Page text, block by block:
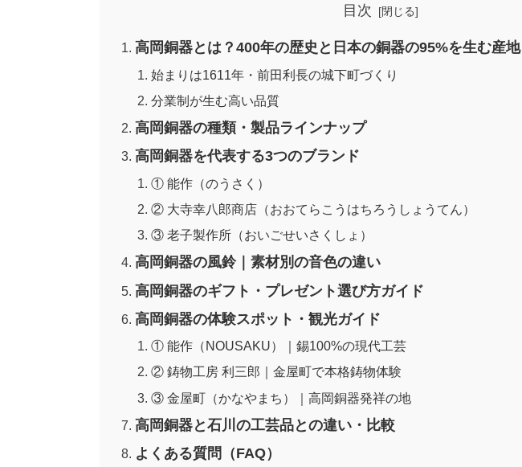
目次
高岡銅器とは？400年の歴史と日本の銅器の95%を生む産地
始まりは1611年・前田利長の城下町づくり
分業制が生む高い品質
高岡銅器の種類・製品ラインナップ
高岡銅器を代表する3つのブランド
① 能作（のうさく）
② 大寺幸八郎商店（おおてらこうはちろうしょうてん）
③ 老子製作所（おいごせいさくしょ）
高岡銅器の風鈴｜素材別の音色の違い
高岡銅器のギフト・プレゼント選び方ガイド
高岡銅器の体験スポット・観光ガイド
① 能作（NOUSAKU）｜錫100%の現代工芸
② 鋳物工房 利三郎｜金屋町で本格鋳物体験
③ 金屋町（かなやまち）｜高岡銅器発祥の地
高岡銅器と石川の工芸品との違い・比較
よくある質問（FAQ）